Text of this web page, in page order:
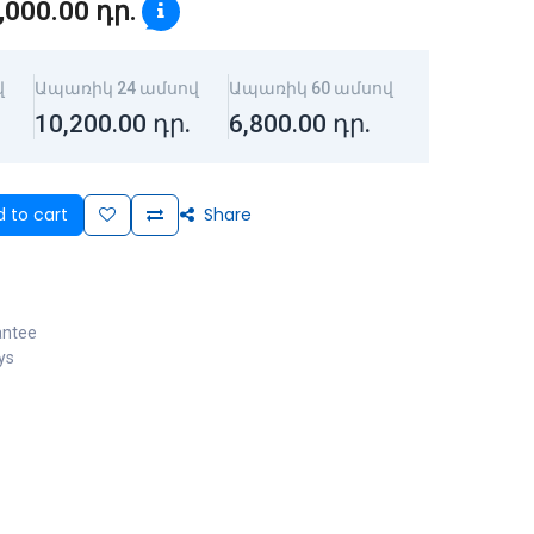
դր.
Ապառիկ 24 ամսով
10,200.00 դր.
Ապառիկ 60 ամսով
6,800.00 դր.
to cart Share